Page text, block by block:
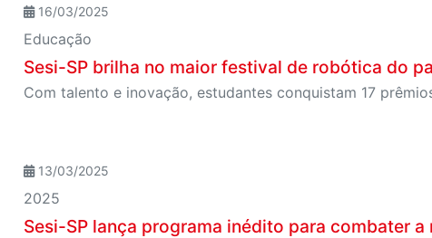
16/03/2025
Educação
Sesi-SP brilha no maior festival de robótica do
13/03/2025
2025
Sesi-SP lança programa inédito para combater a